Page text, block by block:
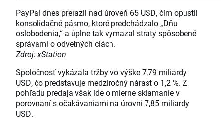
PayPal dnes prerazil nad úroveň 65 USD, čím opustil
konsolidačné pásmo, ktoré predchádzalo „Dňu
oslobodenia,“ a úplne tak vymazal straty spôsobené
správami o odvetných clách.
Zdroj: xStation
Spoločnosť vykázala tržby vo výške 7,79 miliardy
USD, čo predstavuje medziročný nárast o 1,2 %. Z
pohľadu predaja však ide o mierne sklamanie v
porovnaní s očakávaniami na úrovni 7,85 miliardy
USD.